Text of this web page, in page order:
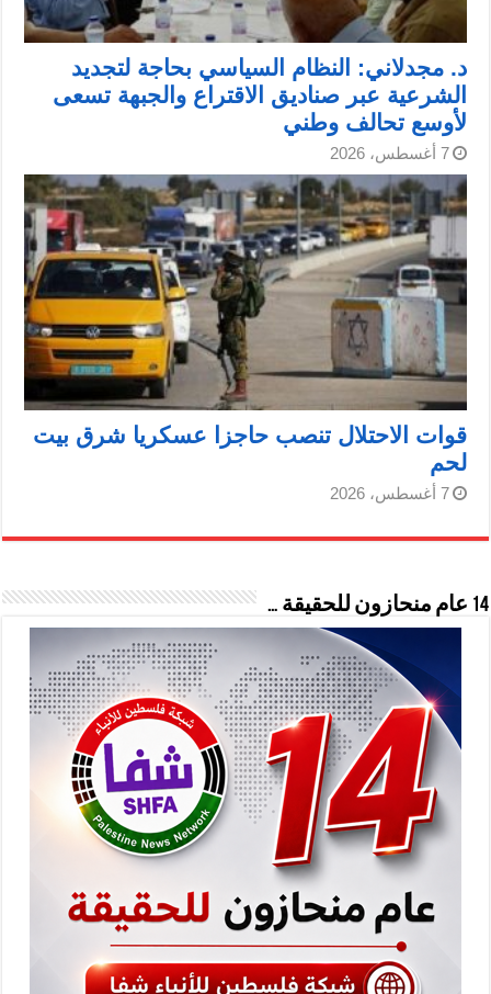
د. مجدلاني: النظام السياسي بحاجة لتجديد
الشرعية عبر صناديق الاقتراع والجبهة تسعى
لأوسع تحالف وطني
7 أغسطس، 2026
قوات الاحتلال تنصب حاجزا عسكريا شرق بيت
لحم
7 أغسطس، 2026
14 عام منحازون للحقيقة …